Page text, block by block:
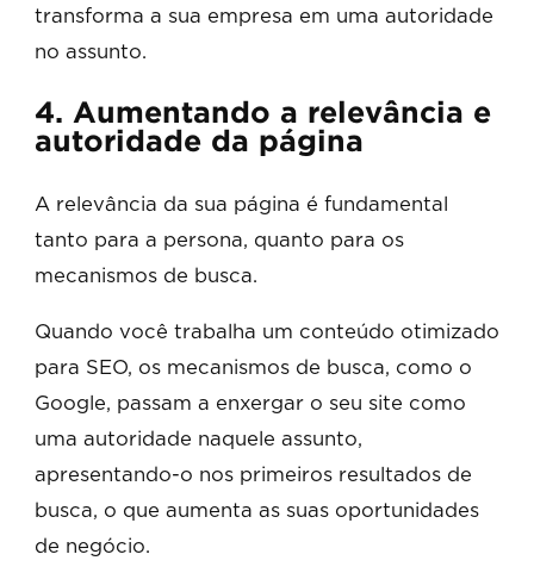
transforma a sua empresa em uma autoridade
no assunto.
4. Aumentando a relevância e
autoridade da página
A relevância da sua página é fundamental
tanto para a persona, quanto para os
mecanismos de busca.
Quando você trabalha um conteúdo otimizado
para SEO, os mecanismos de busca, como o
Google, passam a enxergar o seu site como
uma autoridade naquele assunto,
apresentando-o nos primeiros resultados de
busca, o que aumenta as suas oportunidades
de negócio.